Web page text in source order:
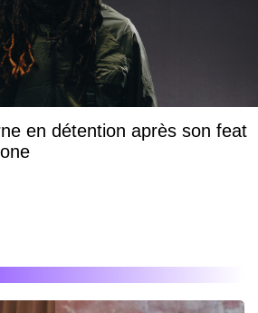
en détention après son feat